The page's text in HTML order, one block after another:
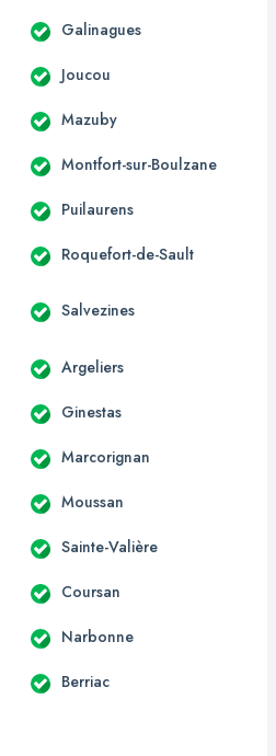
Galinagues
Joucou
Mazuby
Montfort-sur-Boulzane
Puilaurens
Roquefort-de-Sault
Salvezines
Argeliers
Ginestas
Marcorignan
Moussan
Sainte-Valière
Coursan
Narbonne
Berriac